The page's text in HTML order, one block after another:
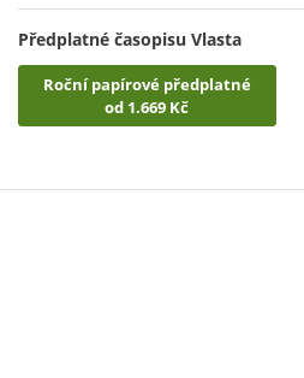
Předplatné časopisu Vlasta
Roční papírové předplatné
od 1.669 Kč